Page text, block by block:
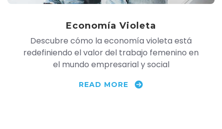
Economía Violeta
Descubre cómo la economía violeta está
redefiniendo el valor del trabajo femenino en
el mundo empresarial y social
READ MORE